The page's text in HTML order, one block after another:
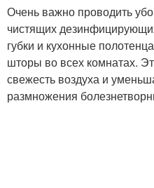
Очень важно проводить
чистящих
губки и кухонные
шторы во всех комнатах.
свежесть воздуха и
размножения